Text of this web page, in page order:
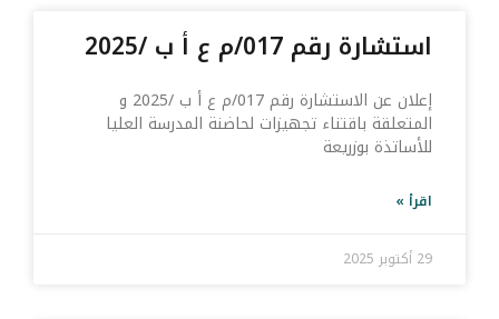
استشارة رقم 017/م ع أ ب /2025
إعلان عن الاستشارة رقم 017/م ع أ ب /2025 و
المتعلقة باقتناء تجهيزات لحاضنة المدرسة العليا
للأساتذة بوزريعة
اقرأ »
29 أكتوبر 2025